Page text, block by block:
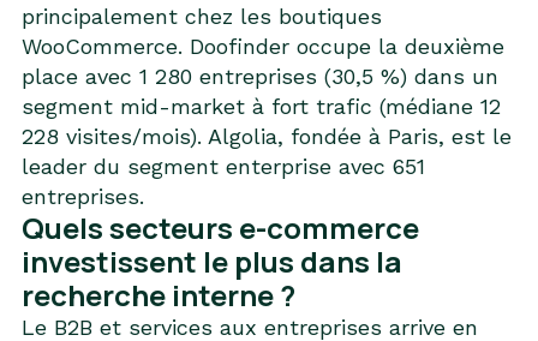
principalement chez les boutiques
WooCommerce. Doofinder occupe la deuxième
place avec 1 280 entreprises (30,5 %) dans un
segment mid-market à fort trafic (médiane 12
228 visites/mois). Algolia, fondée à Paris, est le
leader du segment enterprise avec 651
entreprises.
Quels secteurs e-commerce
investissent le plus dans la
recherche interne ?
Le B2B et services aux entreprises arrive en